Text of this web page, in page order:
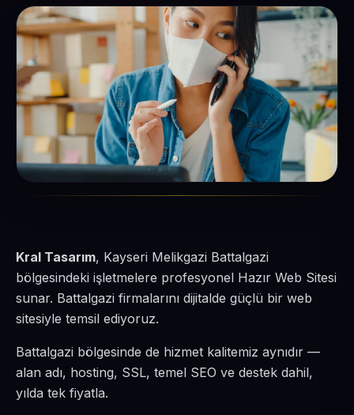
Kral Tasarım, Kayseri Melikgazi Battalgazi
bölgesindeki işletmelere profesyonel Hazır Web Sitesi
sunar. Battalgazi firmalarını dijitalde güçlü bir web
sitesiyle temsil ediyoruz.
Battalgazi bölgesinde de hizmet kalitemiz aynıdır —
alan adı, hosting, SSL, temel SEO ve destek dahil,
yılda tek fiyatla.